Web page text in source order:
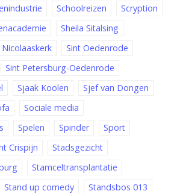
Schoolreizen
Scryption
Sheila Sitalsing
Nicolaaskerk
Sint Oedenrode
Sint Petersburg-Oedenrode
Sjaak Koolen
Sjef van Dongen
Sociale media
Spelen Spinder
Sport
Crispijn
Stadsgezicht
Stamceltransplantatie
Stand up comedy
Standsbos 013